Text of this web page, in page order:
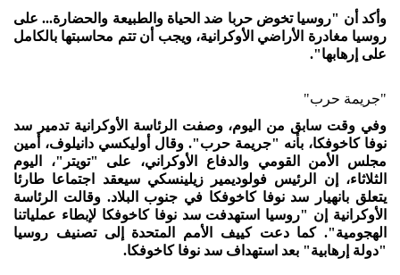
وأكد أن "روسيا تخوض حربا ضد الحياة والطبيعة والحضارة... على
روسيا مغادرة الأراضي الأوكرانية، ويجب أن تتم محاسبتها بالكامل
على إرهابها".
"جريمة حرب"
وفي وقت سابق من اليوم، وصفت الرئاسة الأوكرانية تدمير سد
نوفا كاخوفكا، بأنه "جريمة حرب". وقال أوليكسي دانيلوف، أمين
مجلس الأمن القومي والدفاع الأوكراني، على "تويتر"، اليوم
الثلاثاء، إن الرئيس فولوديمير زيلينسكي سيعقد اجتماعا طارئا
يتعلق بانهيار سد نوفا كاخوفكا في جنوب البلاد. وقالت الرئاسة
الأوكرانية إن "روسيا استهدفت سد نوفا كاخوفكا لإبطاء عملياتنا
الهجومية". كما دعت كييف الأمم المتحدة إلى تصنيف روسيا
"دولة إرهابية" بعد استهداف سد نوفا كاخوفكا.